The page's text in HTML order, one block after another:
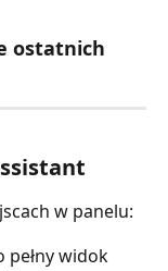
ostatnich
w panelu:
pełny widok